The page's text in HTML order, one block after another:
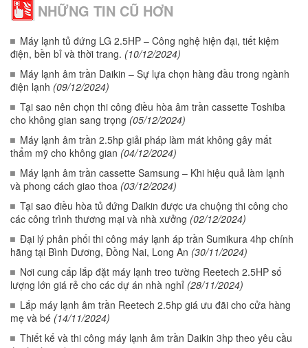
NHỮNG TIN CŨ HƠN
Máy lạnh tủ đứng LG 2.5HP – Công nghệ hiện đại, tiết kiệm
điện, bền bỉ và thời trang. (10/12/2024)
Máy lạnh âm trần Daikin – Sự lựa chọn hàng đầu trong ngành
điện lạnh (09/12/2024)
Tại sao nên chọn thi công điều hòa âm trần cassette Toshiba
cho không gian sang trọng (05/12/2024)
Máy lạnh âm trần 2.5hp giải pháp làm mát không gây mất
thẩm mỹ cho không gian (04/12/2024)
Máy lạnh âm trần cassette Samsung – Khi hiệu quả làm lạnh
và phong cách giao thoa (03/12/2024)
Tại sao điều hòa tủ đứng Daikin được ưa chuộng thi công cho
các công trình thương mại và nhà xưởng (02/12/2024)
Đại lý phân phối thi công máy lạnh áp trần Sumikura 4hp chính
hãng tại Bình Dương, Đồng Nai, Long An (30/11/2024)
Nơi cung cấp lắp đặt máy lạnh treo tường Reetech 2.5HP số
lượng lớn giá rẻ cho các dự án nhà nghỉ (28/11/2024)
Lắp máy lạnh âm trần Reetech 2.5hp giá ưu đãi cho cửa hàng
mẹ và bé (14/11/2024)
Thiết kế và thi công máy lạnh âm trần Daikin 3hp theo yêu cầu